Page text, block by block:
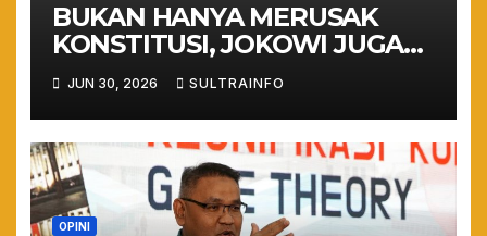
BUKAN HANYA MERUSAK
KONSTITUSI, JOKOWI JUGA
MERUSAK BUDAYA & TRADISI
JUN 30, 2026 SULTRAINFO
OPINI